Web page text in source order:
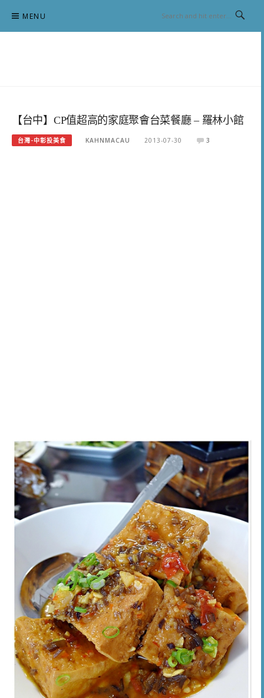
content
MENU
【台中】CP值超高的家庭聚會台菜餐廳 – 羅林小館
台灣-中彰投美食 KAHNMACAU 2013-07-30 3